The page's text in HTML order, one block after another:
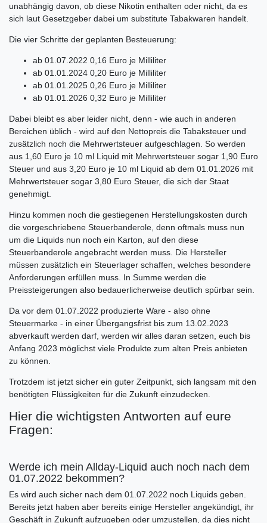
unabhängig davon, ob diese Nikotin enthalten oder nicht, da es
sich laut Gesetzgeber dabei um substitute Tabakwaren handelt.
Die vier Schritte der geplanten Besteuerung:
ab 01.07.2022 0,16 Euro je Milliliter
ab 01.01.2024 0,20 Euro je Milliliter
ab 01.01.2025 0,26 Euro je Milliliter
ab 01.01.2026 0,32 Euro je Milliliter
Dabei bleibt es aber leider nicht, denn - wie auch in anderen
Bereichen üblich - wird auf den Nettopreis die Tabaksteuer und
zusätzlich noch die Mehrwertsteuer aufgeschlagen. So werden
aus 1,60 Euro je 10 ml Liquid mit Mehrwertsteuer sogar 1,90 Euro
Steuer und aus 3,20 Euro je 10 ml Liquid ab dem 01.01.2026 mit
Mehrwertsteuer sogar 3,80 Euro Steuer, die sich der Staat
genehmigt.
Hinzu kommen noch die gestiegenen Herstellungskosten durch
die vorgeschriebene Steuerbanderole, denn oftmals muss nun
um die Liquids nun noch ein Karton, auf den diese
Steuerbanderole angebracht werden muss. Die Hersteller
müssen zusätzlich ein Steuerlager schaffen, welches besondere
Anforderungen erfüllen muss. In Summe werden die
Preissteigerungen also bedauerlicherweise deutlich spürbar sein.
Da vor dem 01.07.2022 produzierte Ware - also ohne
Steuermarke - in einer Übergangsfrist bis zum 13.02.2023
abverkauft werden darf, werden wir alles daran setzen, euch bis
Anfang 2023 möglichst viele Produkte zum alten Preis anbieten
zu können.
Trotzdem ist jetzt sicher ein guter Zeitpunkt, sich langsam mit den
benötigten Flüssigkeiten für die Zukunft einzudecken.
Hier die wichtigsten Antworten auf eure
Fragen:
Werde ich mein Allday-Liquid auch noch nach dem
01.07.2022 bekommen?
Es wird auch sicher nach dem 01.07.2022 noch Liquids geben.
Bereits jetzt haben aber bereits einige Hersteller angekündigt, ihr
Geschäft in Zukunft aufzugeben oder umzustellen, da dies nicht